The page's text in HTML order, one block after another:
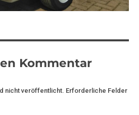
Kommentar
nicht veröffentlicht. Erforderliche Felder